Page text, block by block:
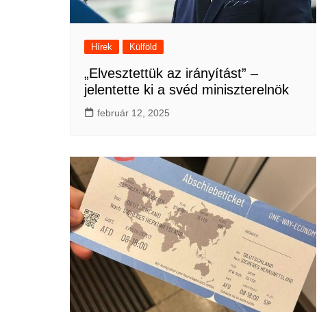
Hírek Külföld
„Elvesztettük az irányítást” –
jelentette ki a svéd miniszterelnök
február 12, 2025